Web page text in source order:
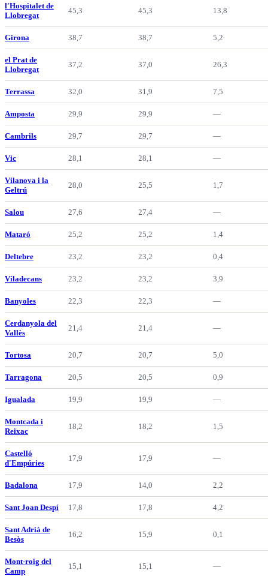
l'Hospitalet de
Llobregat
45,3 45,3 13,8
Girona 38,7 38,7 5,2
el Prat de
Llobregat
37,2 37,0 26,3
Terrassa 32,0 31,9 7,5
Amposta 29,9 29,9 —
Cambrils 29,7 29,7 —
Vic 28,1 28,1 —
Vilanova i la
Geltrú
28,0 25,5 1,7
Salou 27,6 27,4 —
Mataró 25,2 25,2 1,4
Deltebre 23,2 23,2 0,4
Viladecans 23,2 23,2 3,9
Banyoles 22,3 22,3 —
Cerdanyola del
Vallès
21,4 21,4 —
Tortosa 20,7 20,7 5,0
Tarragona 20,5 20,5 0,9
Igualada 19,9 19,9 —
Montcada i
Reixac
18,2 18,2 1,5
Castelló
d'Empúries
17,9 17,9 —
Badalona 17,9 14,0 2,2
Sant Joan Despí 17,8 17,8 4,2
Sant Adrià de
Besòs
16,2 15,9 0,1
Mont-roig del
Camp
15,1 15,1 —